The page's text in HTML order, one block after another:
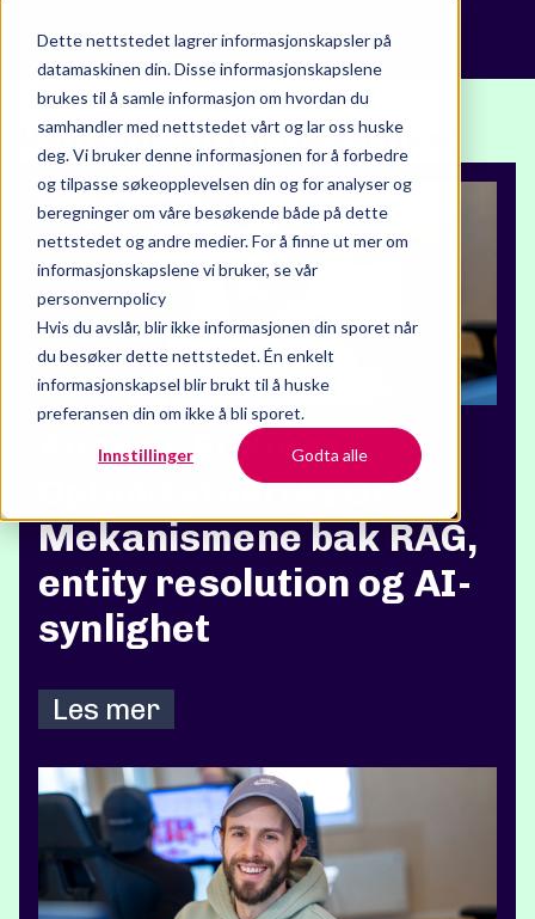
Dette nettstedet lagrer informasjonskapsler på
datamaskinen din. Disse informasjonskapslene
brukes til å samle informasjon om hvordan du
samhandler med nettstedet vårt og lar oss huske
deg. Vi bruker denne informasjonen for å forbedre
og tilpasse søkeopplevelsen din og for analyser og
beregninger om våre besøkende både på dette
nettstedet og andre medier. For å finne ut mer om
informasjonskapslene vi bruker, se vår
personvernpolicy
Hvis du avslår, blir ikke informasjonen din sporet når
du besøker dette nettstedet. Én enkelt
informasjonskapsel blir brukt til å huske
preferansen din om ikke å bli sporet.
Innstillinger Godta alle
Kanskje vil du også like:
Answer Engine
Optimization (AEO):
Mekanismene bak RAG,
entity resolution og AI-
synlighet
Les mer